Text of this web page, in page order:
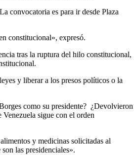
convocatoria es para ir desde Plaza
constitucional», expresó.
tras la ruptura del hilo constitucional,
y liberar a los presos políticos o la
como su presidente? ¿Devolvieron
sigue con el orden
y medicinas solicitadas al
las presidenciales».